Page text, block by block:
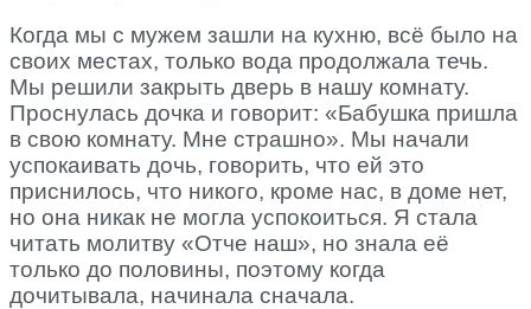
Когда мы с мужем зашли на кухню, всё было на
своих местах, только вода продолжала течь.
Мы решили закрыть дверь в нашу комнату.
Проснулась дочка и говорит: «Бабушка пришла
в свою комнату. Мне страшно». Мы начали
успокаивать дочь, говорить, что ей это
приснилось, что никого, кроме нас, в доме нет,
но она никак не могла успокоиться. Я стала
читать молитву «Отче наш», но знала её
только до половины, поэтому когда
дочитывала, начинала сначала.